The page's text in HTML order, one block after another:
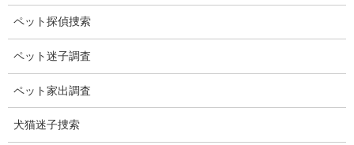
動
2025-02-08
ブログ
雪
朝起きたら雪が降っていました。
ペット探偵捜索
ペット迷子調査
ペット家出調査
犬猫迷子捜索